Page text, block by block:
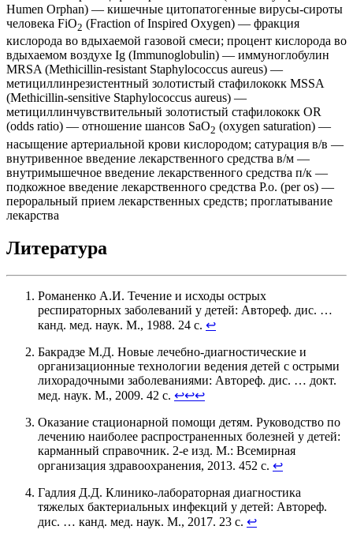
Humen Orphan) — кишечные цитопатогенные вирусы-сироты
человека FiO2 (Fraction of Inspired Oxygen) — фракция
кислорода во вдыхаемой газовой смеси; процент кислорода во
вдыхаемом воздухе Ig (Immunoglobulin) — иммуноглобулин
MRSA (Methicillin-resistant Staphylococcus aureus) —
метициллинрезистентный золотистый стафилококк MSSA
(Methicillin-sensitive Staphylococcus aureus) —
метициллинчувствительный золотистый стафилококк OR
(odds ratio) — отношение шансов SаО2 (oxygen saturation) —
насыщение артериальной крови кислородом; сатурация в/в —
внутривенное введение лекарственного средства в/м —
внутримышечное введение лекарственного средства п/к —
подкожное введение лекарственного средства Р.о. (per os) —
пероральный прием лекарственных средств; проглатывание
лекарства
Литература
Романенко А.И. Течение и исходы острых
респираторных заболеваний у детей: Автореф. дис. …
канд. мед. наук. М., 1988. 24 с. ↩
Бакрадзе М.Д. Новые лечебно-диагностические и
организационные технологии ведения детей с острыми
лихорадочными заболеваниями: Автореф. дис. … докт.
мед. наук. М., 2009. 42 с. ↩↩↩
Оказание стационарной помощи детям. Руководство по
лечению наиболее распространенных болезней у детей:
карманный справочник. 2-е изд. М.: Всемирная
организация здравоохранения, 2013. 452 с. ↩
Гадлия Д.Д. Клинико-лабораторная диагностика
тяжелых бактериальных инфекций у детей: Автореф.
дис. … канд. мед. наук. М., 2017. 23 с. ↩